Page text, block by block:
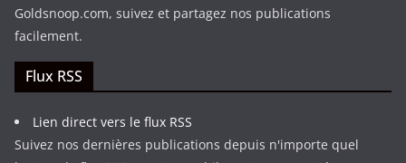
Goldsnoop.com, suivez et partagez nos publications
facilement.
Flux RSS
Lien direct vers le flux RSS
Suivez nos dernières publications depuis n'importe quel